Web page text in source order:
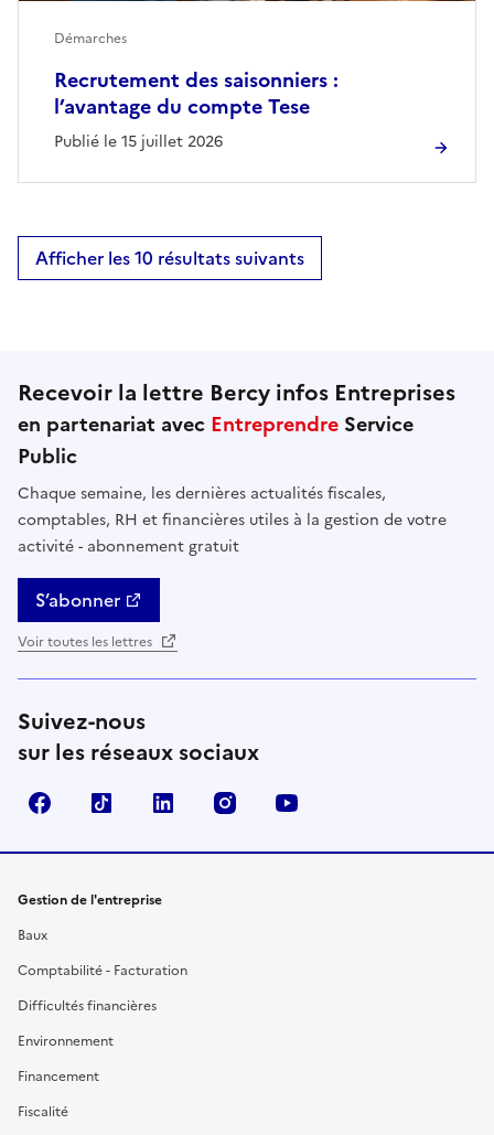
Recrutement des saisonniers :
l’avantage du compte Tese
Publié le 15 juillet 2026
Démarches
Afficher les 10 résultats suivants
Recevoir la lettre Bercy infos Entreprises
en partenariat avec Entreprendre Service
Public
Chaque semaine, les dernières actualités fiscales,
comptables, RH et financières utiles à la gestion de votre
activité - abonnement gratuit
S’abonner
Voir toutes les lettres
Suivez-nous
sur les réseaux sociaux
FacebookTikTok Linkedin Instagram
Gestion de l'entreprise
Baux
Comptabilité - Facturation
Difficultés financières
Environnement
Financement
Fiscalité